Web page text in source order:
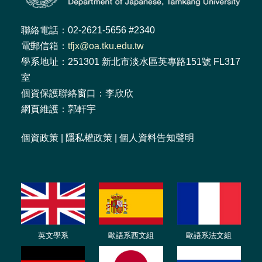
聯絡電話：02-2621-5656 #2340
電郵信箱： tfjx@oa.tku.edu.tw
學系地址：251301 新北市淡水區英專路151號 FL317
室
個資保護聯絡窗口：李欣欣
網頁維護：郭軒宇
個資政策 隱私權政策 個人資料告知聲明
英文學系 歐語系西文組 歐語系法文組